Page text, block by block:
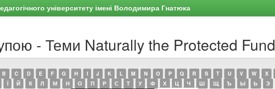
університету імені Володимира Гнатюка
- Теми Naturally the Protected Fund
B C D E F G H I J K L M N O P Q R S T U V W X
Ї Й К Л М Н О П Р С Т У Ф Х Ц Ч Ш Щ Ъ Ы Ь Э